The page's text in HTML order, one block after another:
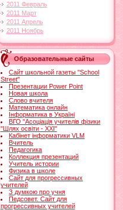
2011 Февраль
2011 Март
2011 Апрель
2011 Ноябрь
Образовательные сайты
Сайт школьной газеты "School
Street"
Презентации Power Point
Новая школа
Слово вчителя
Математика онлайн
Інформатика в Україні
ВГО "Асоціація учителів фізики
"Шлях освіти - ХХІ"
Кабінет інформатики VLM
Вчитель
Педагогика
Коллекция презентаций
Учитель истории
Физика в школе
Сайт для прогрессивных
учителей
З думкою про учня
Педсовет. Сайт для
прогрессивных учителей